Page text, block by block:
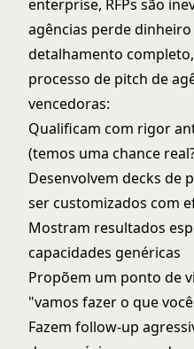
enterprise, RFPs são
agências perde
detalhamento
processo de pitch de
vencedoras:
Qualificam com rigor
(temos uma chance
Desenvolvem decks de
ser customizados com
Mostram resultados
capacidades genéricas
Propõem um ponto de
"vamos fazer o que
Fazem follow-up